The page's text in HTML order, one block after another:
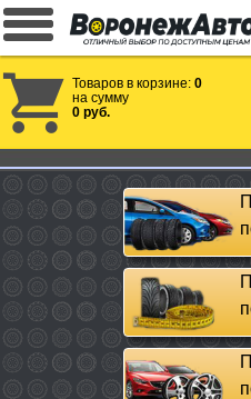
Товаров в корзине: 0
на сумму
0 руб.